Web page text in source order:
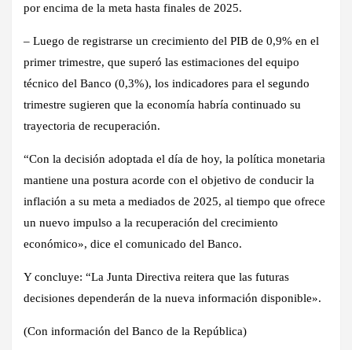
por encima de la meta hasta finales de 2025.
– Luego de registrarse un crecimiento del PIB de 0,9% en el
primer trimestre, que superó las estimaciones del equipo
técnico del Banco (0,3%), los indicadores para el segundo
trimestre sugieren que la economía habría continuado su
trayectoria de recuperación.
“Con la decisión adoptada el día de hoy, la política monetaria
mantiene una postura acorde con el objetivo de conducir la
inflación a su meta a mediados de 2025, al tiempo que ofrece
un nuevo impulso a la recuperación del crecimiento
económico», dice el comunicado del Banco.
Y concluye: “La Junta Directiva reitera que las futuras
decisiones dependerán de la nueva información disponible».
(Con información del Banco de la República)